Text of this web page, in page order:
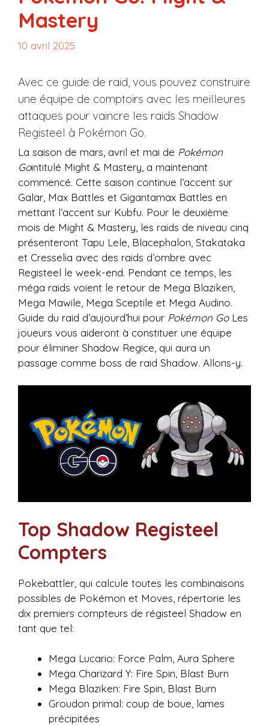
Mastery
10 avril 2025
Avec ce guide de raid, vous pouvez construire
une équipe de comptoirs avec les meilleures
attaques pour vaincre les raids Shadow
Registeel à Pokémon Go.
La saison de mars, avril et mai de Pokémon
Gointitulé Might & Mastery, a maintenant
commencé. Cette saison continue l’accent sur
Galar, Max Battles et Gigantamax Battles en
mettant l’accent sur Kubfu. Pour le deuxième
mois de Might & Mastery, les raids de niveau cinq
présenteront Tapu Lele, Blacephalon, Stakataka
et Cresselia avec des raids d’ombre avec
Registeel le week-end. Pendant ce temps, les
méga raids voient le retour de Mega Blaziken,
Mega Mawile, Mega Sceptile et Mega Audino.
Guide du raid d’aujourd’hui pour Pokémon GoLes
joueurs vous aideront à constituer une équipe
pour éliminer Shadow Regice, qui aura un
passage comme boss de raid Shadow. Allons-y.
Top Shadow Registeel
Compters
Pokebattler, qui calcule toutes les combinaisons
possibles de Pokémon et Moves, répertorie les
dix premiers compteurs de régisteel Shadow en
tant que tel:
Mega Lucario: Force Palm, Aura Sphere
Mega Charizard Y: Fire Spin, Blast Burn
Mega Blaziken: Fire Spin, Blast Burn
Groudon primal: coup de boue, lames
précipitées